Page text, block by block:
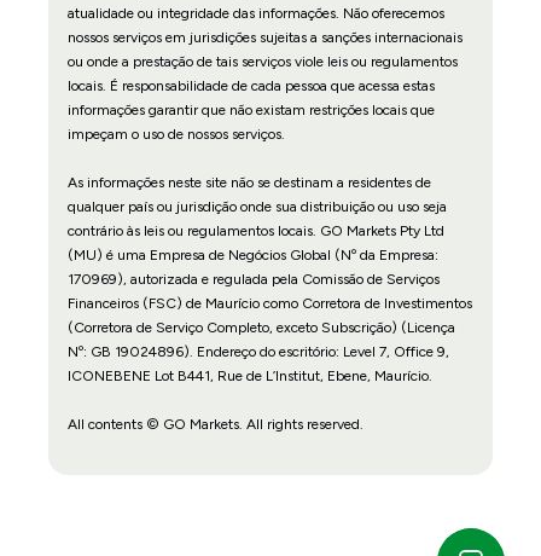
atualidade ou integridade das informações. Não oferecemos
nossos serviços em jurisdições sujeitas a sanções internacionais
ou onde a prestação de tais serviços viole leis ou regulamentos
locais. É responsabilidade de cada pessoa que acessa estas
informações garantir que não existam restrições locais que
impeçam o uso de nossos serviços.
As informações neste site não se destinam a residentes de
qualquer país ou jurisdição onde sua distribuição ou uso seja
contrário às leis ou regulamentos locais. GO Markets Pty Ltd
(MU) é uma Empresa de Negócios Global (Nº da Empresa:
170969), autorizada e regulada pela Comissão de Serviços
Financeiros (FSC) de Maurício como Corretora de Investimentos
(Corretora de Serviço Completo, exceto Subscrição) (Licença
Nº: GB 19024896). Endereço do escritório: Level 7, Office 9,
ICONEBENE Lot B441, Rue de L’Institut, Ebene, Maurício.
All contents © GO Markets. All rights reserved.